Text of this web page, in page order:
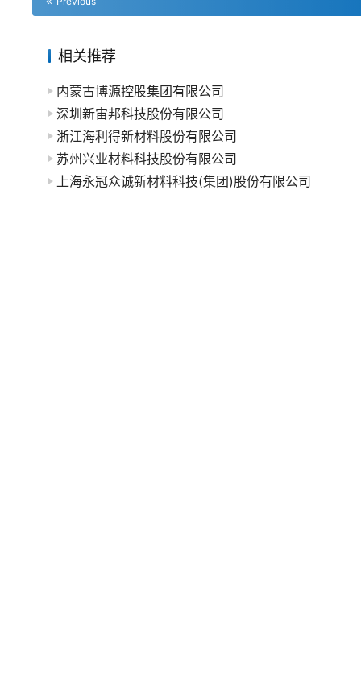
相关推荐
内蒙古博源控股集团有限公司
深圳新宙邦科技股份有限公司
浙江海利得新材料股份有限公司
苏州兴业材料科技股份有限公司
上海永冠众诚新材料科技(集团)股份有限公司